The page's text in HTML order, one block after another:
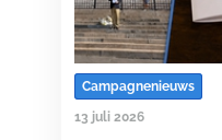
Campagnenieuws
13 juli 2026